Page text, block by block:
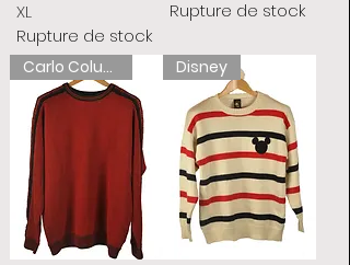
XL
Rupture de stock
Rupture de stock
Carlo Colucci Disney